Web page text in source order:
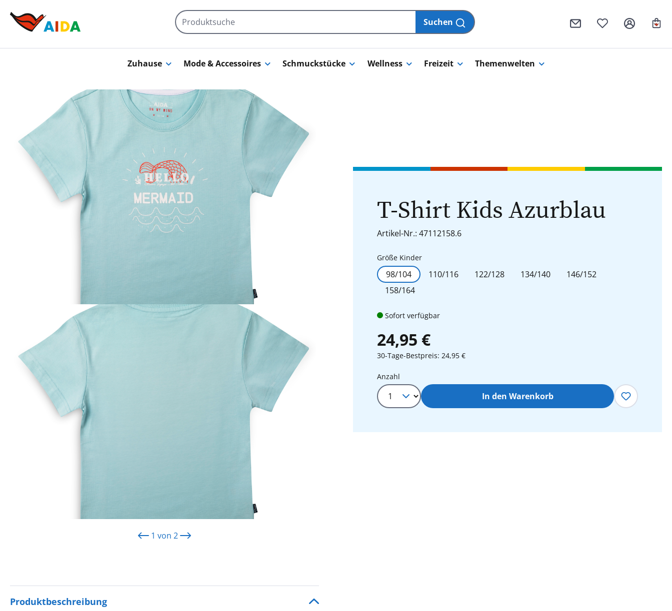
Suchen
Zuhause Mode & Accessoires Schmuckstücke Wellness Freizeit Themenwelten
T-Shirt Kids Azurblau
Artikel-Nr.: 47112158.6
Größe Kinderauswählen
98/104 110/116 122/128 134/140
146/152
158/164
Sofort verfügbar
24,95 €
30-Tage-Bestpreis: 24,95 €
Produkt Anzahl: Gib den gewünschten Wert ein
Anzahl
In den Warenkorb
Bildergalerie überspringen
1 von 2
Produktbeschreibung